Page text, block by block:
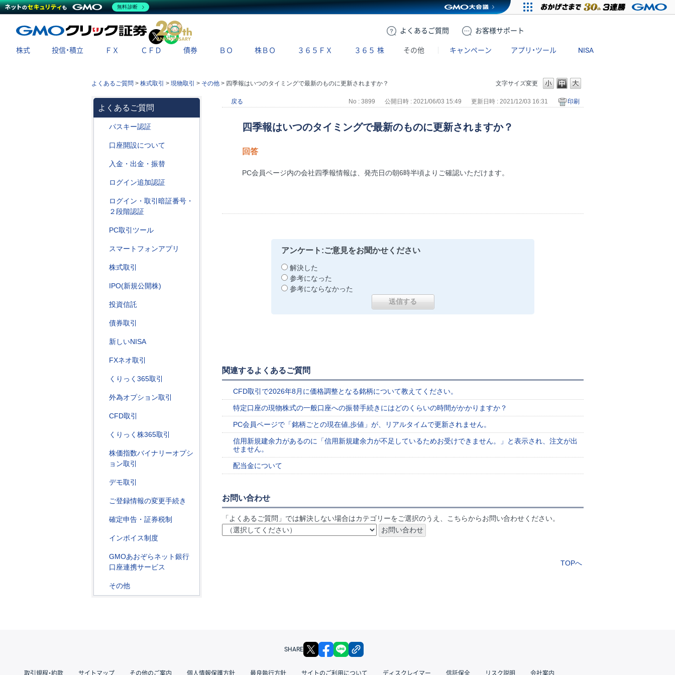
よくある ご質問 お客様サポート
X
株式 投信・積立 ＦＸ ＣＦＤ 債券 ＢＯ 株ＢＯ ３６５ＦＸ ３６５ 株 その他 キャンペーン アプリ・ツール NISA
文字サイズ変更
よくあるご質問 > 株式取引 > 現物取引 > その他 > 四季報はいつのタイミングで最新のものに更新されますか？
よくあるご質問
パスキー認証
口座開設について
入金・出金・振替
ログイン追加認証
ログイン・取引暗証番号・
２段階認証
PC取引ツール
スマートフォンアプリ
株式取引
IPO(新規公開株)
投資信託
債券取引
新しいNISA
FXネオ取引
くりっく365取引
外為オプション取引
CFD取引
くりっく株365取引
株価指数バイナリーオプシ
ョン取引
デモ取引
ご登録情報の変更手続き
確定申告・証券税制
インボイス制度
GMOあおぞらネット銀行
口座連携サービス
その他
戻る No : 3899 公開日時 : 2021/06/03 15:49 更新日時 : 2021/12/03 16:31 印刷
四季報はいつのタイミングで最新のものに更新されますか？
回答
PC会員ページ内の会社四季報情報は、発売日の朝6時半頃よりご確認いただけます。
アンケート:ご意見をお聞かせください
解決した
参考になった
参考にならなかった
関連するよくあるご質問
CFD取引で2026年8月に価格調整となる銘柄について教えてください。
特定口座の現物株式の一般口座への振替手続きにはどのくらいの時間がかかりますか？
PC会員ページで「銘柄ごとの現在値,歩値」が、リアルタイムで更新されません。
信用新規建余力があるのに「信用新規建余力が不足しているためお受けできません。」と表示され、注文が出
せません。
配当金について
お問い合わせ
「よくあるご質問」では解決しない場合はカテゴリーをご選択のうえ、こちらからお問い合わせください。
TOPへ
SHARE X facebook
取引規程・約款 サイトマップ その他のご案内 個人情報保護方針 最良執行方針 サイトのご利用について ディスクレイマー 信託保全 リスク説明 会社案内
無料診断